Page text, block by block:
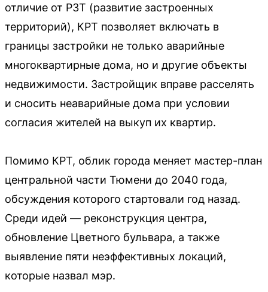
отличие от РЗТ (развитие застроенных
территорий), КРТ позволяет включать в
границы застройки не только аварийные
многоквартирные дома, но и другие объекты
недвижимости. Застройщик вправе расселять
и сносить неаварийные дома при условии
согласия жителей на выкуп их квартир.
Помимо КРТ, облик города меняет мастер-план
центральной части Тюмени до 2040 года,
обсуждения которого стартовали год назад.
Среди идей — реконструкция центра,
обновление Цветного бульвара, а также
выявление пяти неэффективных локаций,
которые назвал мэр.